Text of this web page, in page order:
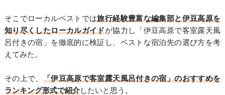
そこでローカルベストでは旅行経験豊富な編集部と伊豆高原を
知り尽くしたローカルガイドが協力し「伊豆高原で客室露天風
呂付きの宿」を徹底的に検証し、ベストな宿泊先の選び方を考
えてみた。
その上で、 「伊豆高原で客室露天風呂付きの宿」のおすすめを
ランキング形式で紹介したいと思う。